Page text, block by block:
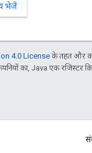
भेजें
4.0 Licenseके तहत और
का, Java एक रजिस्टर